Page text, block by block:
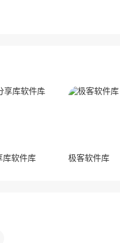
库软件库 极客软件库